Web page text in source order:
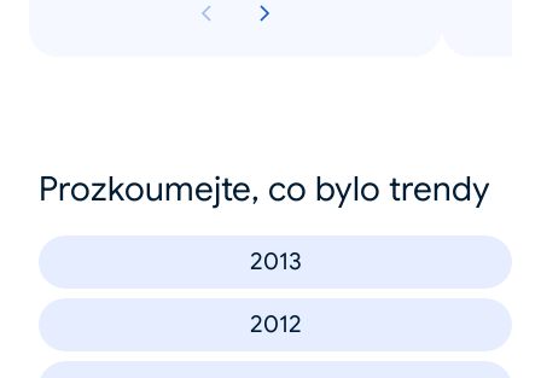
Prozkoumejte, co bylo trendy
2013
2012